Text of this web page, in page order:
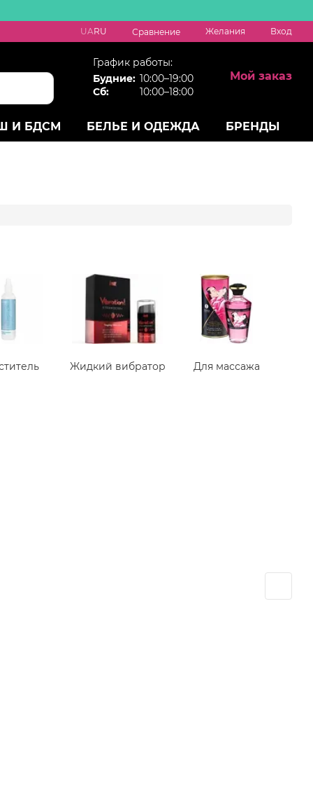
UARU Сравнение Желания Вход
График работы:
Будние: 10:00–19:00
Сб:
10:00–18:00
Мой заказ
И БДСМ БЕЛЬЕ И ОДЕЖДА БРЕНДЫ
Жидкий вибратор Для массажа